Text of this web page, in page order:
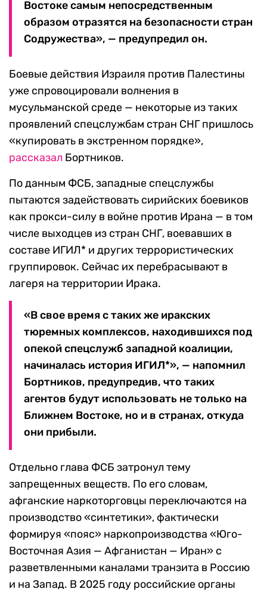
Востоке самым непосредственным
образом отразятся на безопасности стран
Содружества», — предупредил он.
Боевые действия Израиля против Палестины
уже спровоцировали волнения в
мусульманской среде — некоторые из таких
проявлений спецслужбам стран СНГ пришлось
«купировать в экстренном порядке»,
рассказал Бортников.
По данным ФСБ, западные спецслужбы
пытаются задействовать сирийских боевиков
как прокси-силу в войне против Ирана — в том
числе выходцев из стран СНГ, воевавших в
составе ИГИЛ* и других террористических
группировок. Сейчас их перебрасывают в
лагеря на территории Ирака.
«В свое время с таких же иракских
тюремных комплексов, находившихся под
опекой спецслужб западной коалиции,
начиналась история ИГИЛ*», — напомнил
Бортников, предупредив, что таких
агентов будут использовать не только на
Ближнем Востоке, но и в странах, откуда
они прибыли.
Отдельно глава ФСБ затронул тему
запрещенных веществ. По его словам,
афганские наркоторговцы переключаются на
производство «синтетики», фактически
формируя «пояс» наркопроизводства «Юго-
Восточная Азия — Афганистан — Иран» с
разветвленными каналами транзита в Россию
и на Запад. В 2025 году российские органы